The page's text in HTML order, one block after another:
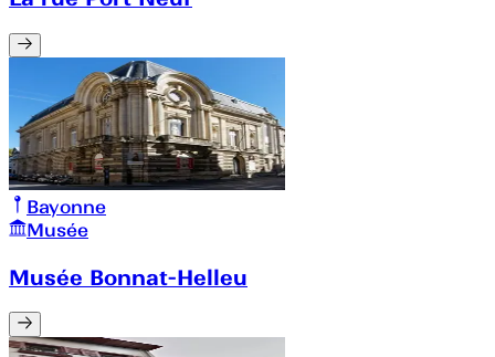
Bayonne
Musée
Musée Bonnat-Helleu